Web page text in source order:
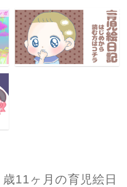
歳11ヶ月の育児絵日